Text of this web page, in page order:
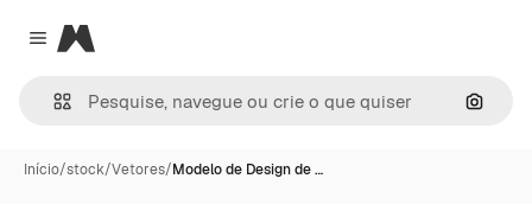
Close menu
Magnific
Início/stock/Vetores/Modelo de Design de …